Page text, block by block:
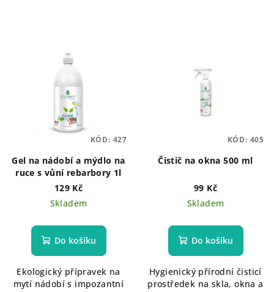
Gel na nádobí a mýdlo na
ruce s vůní rebarbory 1l
129 Kč
Skladem
Do košíku
Ekologický přípravek na
mytí nádobí s impozantní
KÓD: 427
Čistič na okna 500 ml
99 Kč
Skladem
Do košíku
Hygienický přírodní čisticí
prostředek na skla, okna a
KÓD: 405